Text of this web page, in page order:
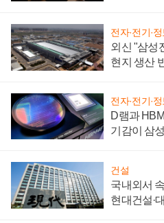
전자·전기·
외신 "삼성
현지 생산
전자·전기·
D램과
기감이 삼
건설
국내외서
현대건설·